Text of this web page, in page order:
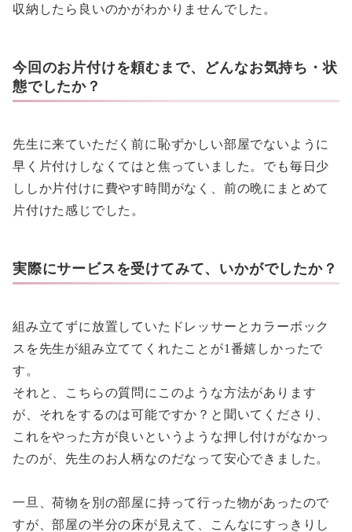
収納したら良いのかがわかりませんでした。
今回のお片付けを頼むまで、どんなお気持ち・状
態でしたか？
先生に来ていただく前に恥ずかしい部屋でないように
早く片付けしなくてはと焦っていました。でも毎日少
ししか片付けに費やす時間がなく、前の晩にまとめて
片付けた感じでした。
実際にサービスを受けてみて、いかがでしたか？
組み立てずに放置していたドレッサーとカラーボック
スを先生が組み立ててくれたことが1番嬉しかったで
す。
それと、こちらの質問にこのような方法があります
が、それをするのは可能ですか？と聞いてくださり、
これをやった方が良いというような押し付けがなかっ
たのが、先生のお人柄なのだなって安心できました。
一旦、荷物を別の部屋に持って行った物があったので
すが、部屋の半分の床が見えて、こんなにすっきりし